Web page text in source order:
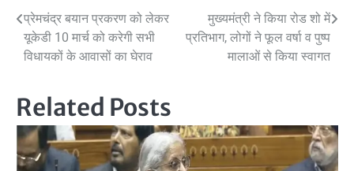
Post
navigation
प्रेमचंद्र बयान प्रकरण को लेकर
यूकेडी 10 मार्च को करेगी सभी
विधायकों के आवासों का घेराव
मुख्यमंत्री ने किया रोड शो में
प्रतिभाग, लोगों ने फूल वर्षा व पुष्प
मालाओं से किया स्वागत
Related Posts